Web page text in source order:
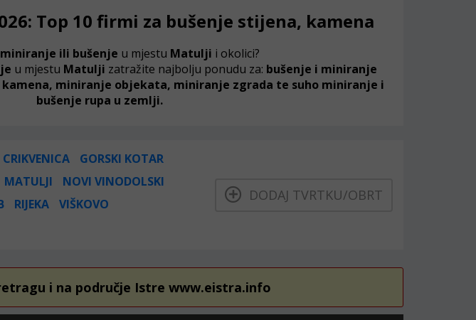
Top 10 firmi za bušenje stijena, kamena
miniranje ili bušenje u mjestu Matulji i okolici?
u mjestu Matulji zatražite najbolju ponudu za: bušenje i miniranje
miniranje objekata, miniranje zgrada te suho miniranje i
bušenje rupa u zemlji.
CRIKVENICA
GORSKI KOTAR
MATULJI
NOVI VINODOLSKI
RIJEKA VIŠKOVO
DODAJ TVRTKU/OBRT
i na područje Istre www.eistra.info